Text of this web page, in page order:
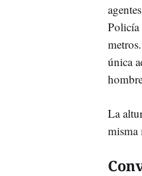
Policía
única
La
misma